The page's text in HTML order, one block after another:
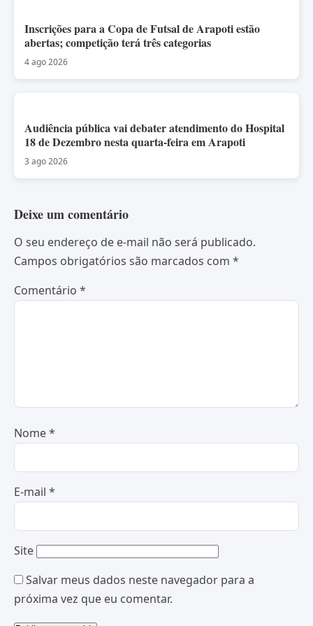
Inscrições para a Copa de Futsal de Arapoti estão
abertas; competição terá três categorias
4 ago 2026
Audiência pública vai debater atendimento do Hospital
18 de Dezembro nesta quarta-feira em Arapoti
3 ago 2026
Deixe um comentário
O seu endereço de e-mail não será publicado.
Campos obrigatórios são marcados com *
Comentário *
Nome*
E-mail *
Site
Salvar meus dados neste navegador para a
próxima vez que eu comentar.